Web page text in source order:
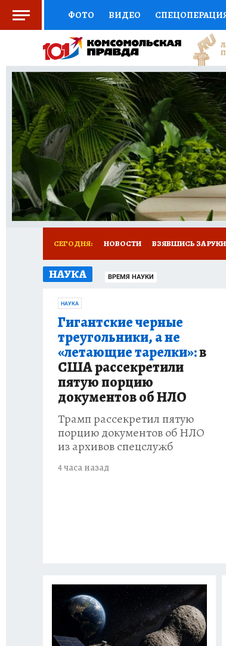
ФОТО ВИДЕО
СОЦПОДДЕРЖКА НАУКА
ВЫБОР ЭКСПЕРТОВ ДОКТОР
КНИЖНАЯ ПОЛКА ПРОГНОЗЫ
ПРЕСС-ЦЕНТР НЕДВИЖИМОСТЬ
РАДИО КП РЕКЛАМА ТЕСТЫ
СЕГОДНЯ: НОВОСТИ ВЗЯВШИСЬ ЗА
УКРАИНА: СВОДКА
НАУКА ВРЕМЯ НАУКИ
НАУКА
Гигантские черные
треугольники, а не
«летающие тарелки»:в
США рассекретили
пятую порцию
документов об НЛО
Трамп рассекретил пятую
порцию документов об НЛО
из архивов спецслужб
4 часа назад